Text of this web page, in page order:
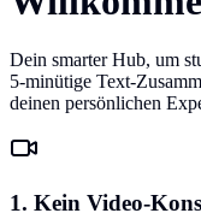
Dein smarter Hub, um
5-minütige Text-
deinen persönlichen
1. Kein Video-